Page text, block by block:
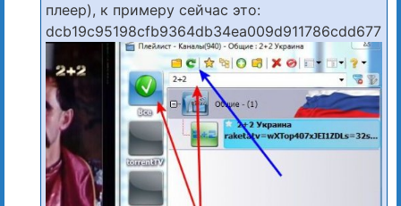
плеер), к примеру сейчас это:
dcb19c95198cfb9364db34ea009d911786cdd677